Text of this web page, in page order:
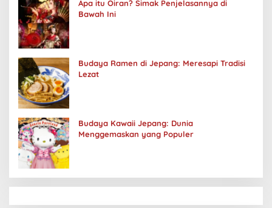
Apa itu Oiran? Simak Penjelasannya di
Bawah Ini
Budaya Ramen di Jepang: Meresapi Tradisi
Lezat
Budaya Kawaii Jepang: Dunia
Menggemaskan yang Populer